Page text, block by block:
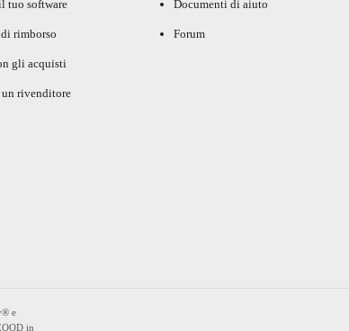
tuo software
rimborso
gli acquisti
rivenditore
Documenti di aiuto
Forum
e
in